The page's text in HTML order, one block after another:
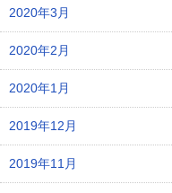
2020年3月
2020年2月
2020年1月
2019年12月
2019年11月